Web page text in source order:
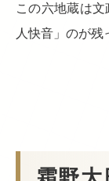
この六地蔵は
人快音」のが残